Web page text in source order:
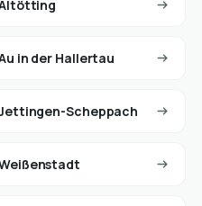
in der Hallertau
Scheppach